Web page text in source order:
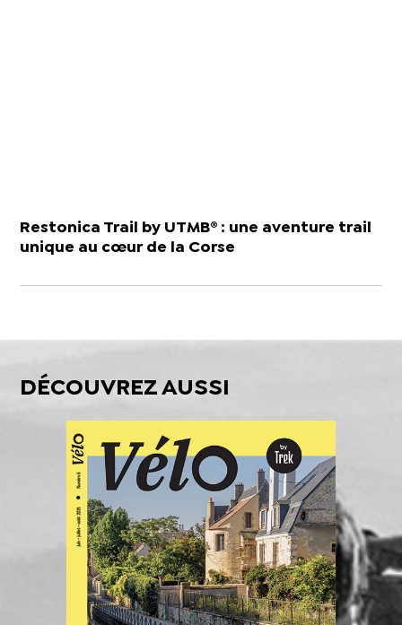
Restonica Trail by UTMB® : une aventure trail
unique au cœur de la Corse
DÉCOUVREZ AUSSI